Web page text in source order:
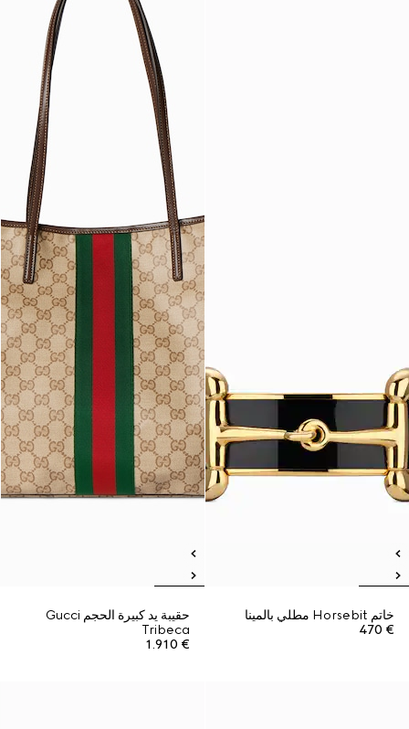
خاتم Horsebit مطلي بالمينا
€ 470
حقيبة يد كبيرة الحجم Gucci
Tribeca
€ 1.910